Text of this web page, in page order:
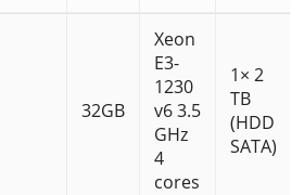
32GB
Xeon
E3-
1230
v6 3.5
GHz
4
cores
1× 2
TB
(HDD
SATA)